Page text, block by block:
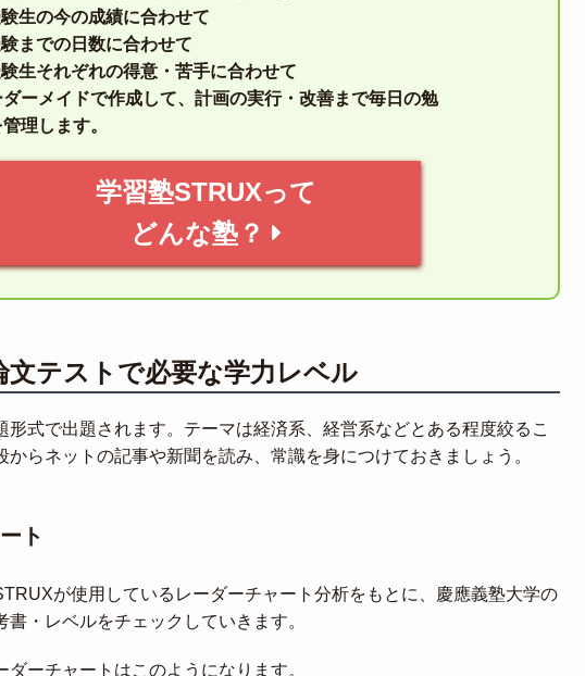
生の今の成績に合わせて
までの日数に合わせて
生それぞれの得意・苦手に合わせて
ダーメイドで作成して、計画の実行・改善まで毎日の勉
理します。
学習塾STRUXって
どんな塾？
文テストで必要な学力レベル
形式で出題されます。テーマは経済系、経営系などとある程度絞るこ
からネットの記事や新聞を読み、常識を身につけておきましょう。
ト
が使用しているレーダーチャート分析をもとに、慶應義塾大学の
書・レベルをチェックしていきます。
ダーチャートはこのようになります。